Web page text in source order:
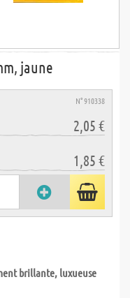
jaune
N° 910338
2,05 €
1,85 €
brillante, luxueuse